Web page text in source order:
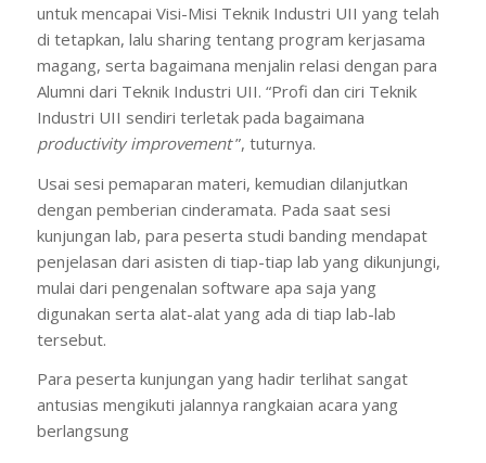
untuk mencapai Visi-Misi Teknik Industri UII yang telah
di tetapkan, lalu sharing tentang program kerjasama
magang, serta bagaimana menjalin relasi dengan para
Alumni dari Teknik Industri UII. “Profi dan ciri Teknik
Industri UII sendiri terletak pada bagaimana
productivity improvement”, tuturnya.
Usai sesi pemaparan materi, kemudian dilanjutkan
dengan pemberian cinderamata. Pada saat sesi
kunjungan lab, para peserta studi banding mendapat
penjelasan dari asisten di tiap-tiap lab yang dikunjungi,
mulai dari pengenalan software apa saja yang
digunakan serta alat-alat yang ada di tiap lab-lab
tersebut.
Para peserta kunjungan yang hadir terlihat sangat
antusias mengikuti jalannya rangkaian acara yang
berlangsung